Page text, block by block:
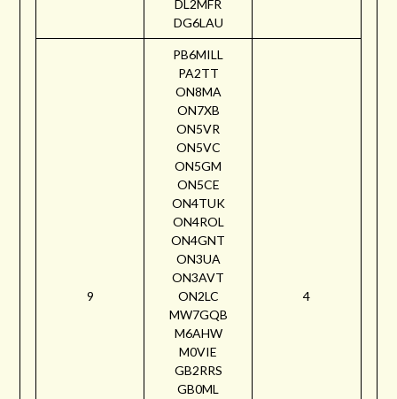
DL2MFR
DG6LAU
9
PB6MILL
PA2TT
ON8MA
ON7XB
ON5VR
ON5VC
ON5GM
ON5CE
ON4TUK
ON4ROL
ON4GNT
ON3UA
ON3AVT
ON2LC
MW7GQB
M6AHW
M0VIE
GB2RRS
GB0ML
4